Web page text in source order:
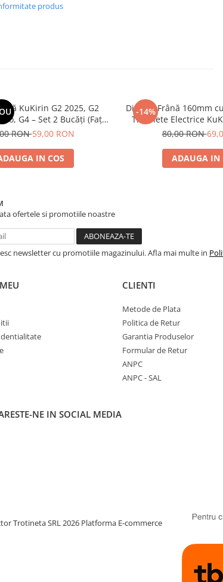
produs
KuKirin G2 2025, G2
G4 – Set 2 Bucăți (Față
Spate) Premium
RON59,00 RON
IN COS
-14%
Disc de Frână 160mm
Trotinete Electrice
2025) și KuKirin G2 – Performanță
80,00 RON
ADAUGA IN
ofertele si promotiile noastre
newsletter cu promotiile magazinului. Afla mai multe in
CLIENTI
Metode de Plata
Politica de Retur
Garantia Produselor
Formular de Retur
ANPC
ANPC - SAL
NE IN SOCIAL MEDIA
Trotineta SRL 2026 Platforma E-commerce